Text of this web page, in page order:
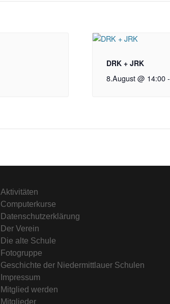
DRK + JRK
8.August @ 14:00-
Aktivitäten
Computerkurse
Datenschutzerklärung
Der Verein
Die alte Schule
Fotogruppe
Geschichte der Niedermittlauer Schulen
Impressum
Mitglied werden
Mitglieder